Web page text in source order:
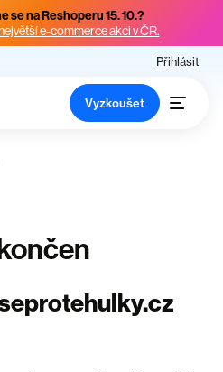
se na Reshoperu 15. 10.?
e-commerce akci v ČR.
Přihlásit
Vyzkoušet